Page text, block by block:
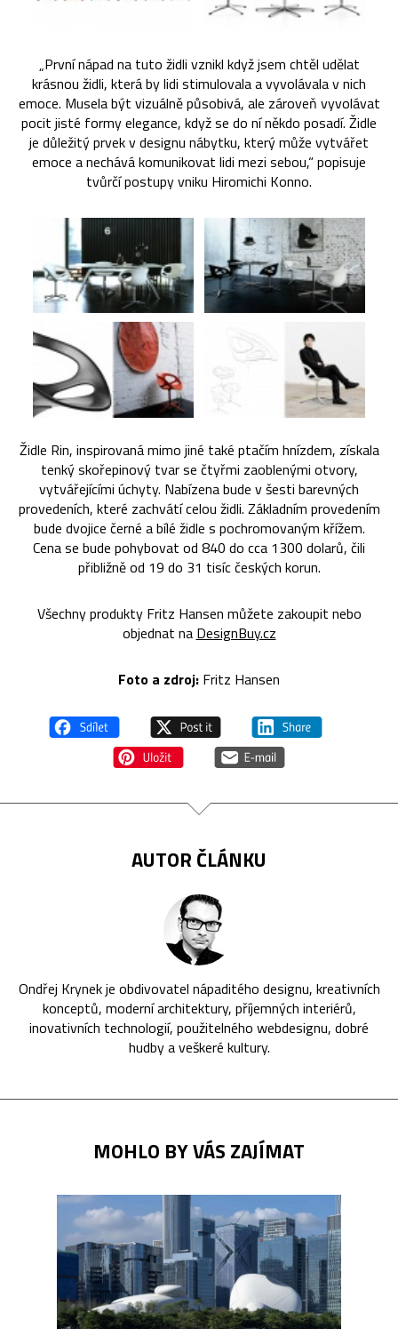
„První nápad na tuto židli vznikl když jsem chtěl udělat
krásnou židli, která by lidi stimulovala a vyvolávala v nich
emoce. Musela být vizuálně působivá, ale zároveň vyvolávat
pocit jisté formy elegance, když se do ní někdo posadí. Židle
je důležitý prvek v designu nábytku, který může vytvářet
emoce a nechává komunikovat lidi mezi sebou,“ popisuje
tvůrčí postupy vniku Hiromichi Konno.
Židle Rin, inspirovaná mimo jiné také ptačím hnízdem, získala
tenký skořepinový tvar se čtyřmi zaoblenými otvory,
vytvářejícími úchyty. Nabízena bude v šesti barevných
provedeních, které zachvátí celou židli. Základním provedením
bude dvojice černé a bílé židle s pochromovaným křížem.
Cena se bude pohybovat od 840 do cca 1300 dolarů, čili
přibližně od 19 do 31 tisíc českých korun.
Všechny produkty Fritz Hansen můžete zakoupit nebo
objednat na DesignBuy.cz
Foto a zdroj: Fritz Hansen
AUTOR ČLÁNKU
Ondřej Krynek je obdivovatel nápaditého designu, kreativních
konceptů, moderní architektury, příjemných interiérů,
inovativních technologií, použitelného webdesignu, dobré
hudby a veškeré kultury.
MOHLO BY VÁS ZAJÍMAT